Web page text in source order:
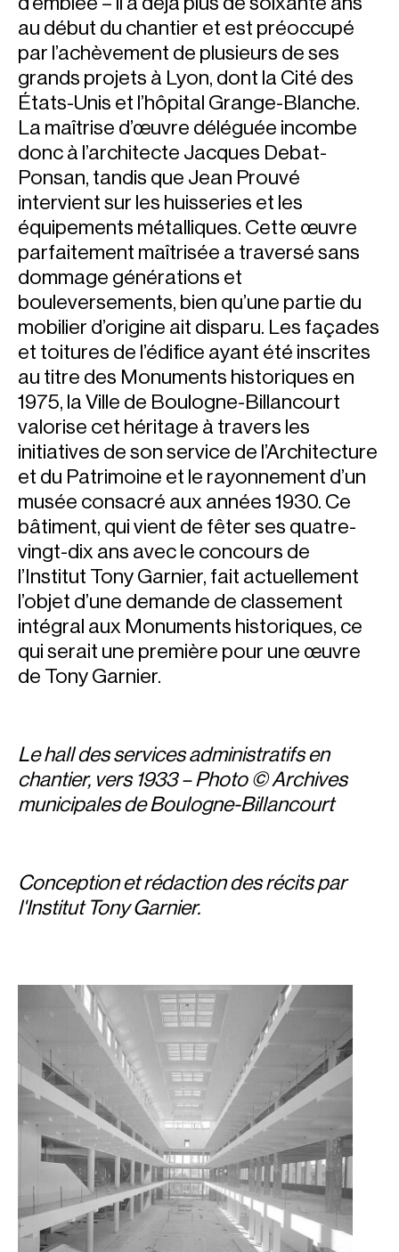
au début du chantier et est préoccupé
par l’achèvement de plusieurs de ses
grands projets à Lyon, dont la Cité des
États-Unis et l’hôpital Grange-Blanche.
La maîtrise d’œuvre déléguée incombe
donc à l’architecte Jacques Debat-
Ponsan, tandis que Jean Prouvé
intervient sur les huisseries et les
équipements métalliques. Cette œuvre
parfaitement maîtrisée a traversé sans
dommage générations et
bouleversements, bien qu’une partie du
mobilier d’origine ait disparu. Les façades
et toitures de l’édifice ayant été inscrites
au titre des Monuments historiques en
1975, la Ville de Boulogne-Billancourt
valorise cet héritage à travers les
initiatives de son service de l’Architecture
et du Patrimoine et le rayonnement d’un
musée consacré aux années 1930. Ce
bâtiment, qui vient de fêter ses quatre-
vingt-dix ans avec le concours de
l’Institut Tony Garnier, fait actuellement
l’objet d’une demande de classement
intégral aux Monuments historiques, ce
qui serait une première pour une œuvre
de Tony Garnier.
Le hall des services administratifs en
chantier, vers 1933 – Photo ©Archives
municipales de Boulogne-Billancourt
Conception et rédaction des récits par
l'Institut Tony Garnier.